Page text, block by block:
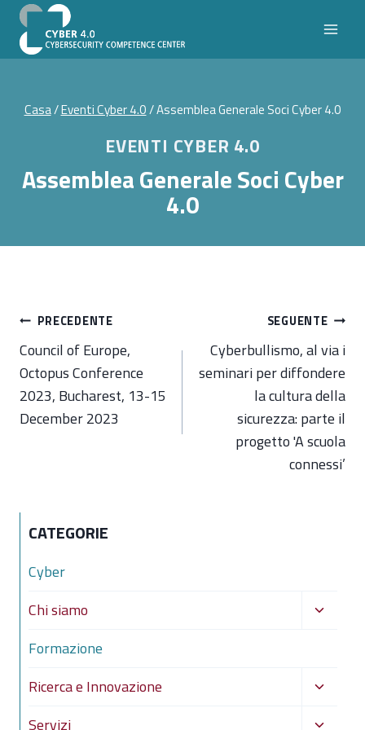
Salta
contenuto
Casa/Eventi Cyber 4.0/Assemblea Generale Soci Cyber 4.0
EVENTI CYBER 4.0
Assemblea Generale Soci Cyber
4.0
Navigazione
articoli
PRECEDENTE
Council of Europe,
Octopus Conference
2023, Bucharest, 13-15
December 2023
SEGUENTE
Cyberbullismo, al via i
seminari per diffondere
la cultura della
sicurezza: parte il
progetto 'A scuola
connessi’
CATEGORIE
Cyber
Chi siamo
Alterna
Formazione
Ricerca e Innovazione
Alterna
Servizi
Alterna